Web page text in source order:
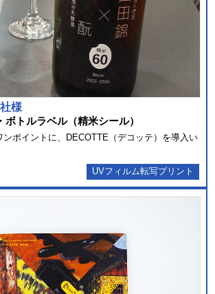
様
ボトルラベル（精⽶シール）
ンポイントに、DECOTTE（デコッテ）を導⼊い
UVフィルム転写プリント